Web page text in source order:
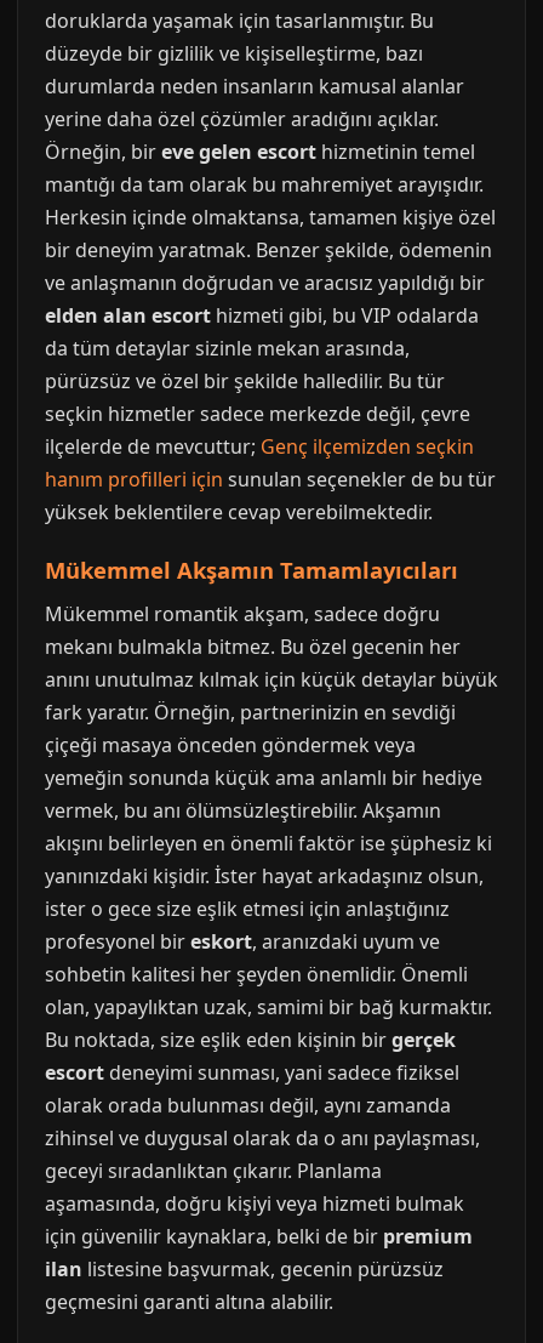
doruklarda yaşamak için tasarlanmıştır. Bu
düzeyde bir gizlilik ve kişiselleştirme, bazı
durumlarda neden insanların kamusal alanlar
yerine daha özel çözümler aradığını açıklar.
Örneğin, bireve gelen escort hizmetinin temel
mantığı da tam olarak bu mahremiyet arayışıdır.
Herkesin içinde olmaktansa, tamamen kişiye özel
bir deneyim yaratmak. Benzer şekilde, ödemenin
ve anlaşmanın doğrudan ve aracısız yapıldığı bir
elden alan escort hizmeti gibi, bu VIP odalarda
da tüm detaylar sizinle mekan arasında,
pürüzsüz ve özel bir şekilde halledilir. Bu tür
seçkin hizmetler sadece merkezde değil, çevre
ilçelerde de mevcuttur; Genç ilçemizden seçkin
hanım profilleri için sunulan seçenekler de bu tür
yüksek beklentilere cevap verebilmektedir.
Mükemmel Akşamın Tamamlayıcıları
Mükemmel romantik akşam, sadece doğru
mekanı bulmakla bitmez. Bu özel gecenin her
anını unutulmaz kılmak için küçük detaylar büyük
fark yaratır. Örneğin, partnerinizin en sevdiği
çiçeği masaya önceden göndermek veya
yemeğin sonunda küçük ama anlamlı bir hediye
vermek, bu anı ölümsüzleştirebilir. Akşamın
akışını belirleyen en önemli faktör ise şüphesiz ki
yanınızdaki kişidir. İster hayat arkadaşınız olsun,
ister o gece size eşlik etmesi için anlaştığınız
profesyonel bireskort, aranızdaki uyum ve
sohbetin kalitesi her şeyden önemlidir. Önemli
olan, yapaylıktan uzak, samimi bir bağ kurmaktır.
Bu noktada, size eşlik eden kişinin birgerçek
escort deneyimi sunması, yani sadece fiziksel
olarak orada bulunması değil, aynı zamanda
zihinsel ve duygusal olarak da o anı paylaşması,
geceyi sıradanlıktan çıkarır. Planlama
aşamasında, doğru kişiyi veya hizmeti bulmak
için güvenilir kaynaklara, belki de bir premium
ilan listesine başvurmak, gecenin pürüzsüz
geçmesini garanti altına alabilir.